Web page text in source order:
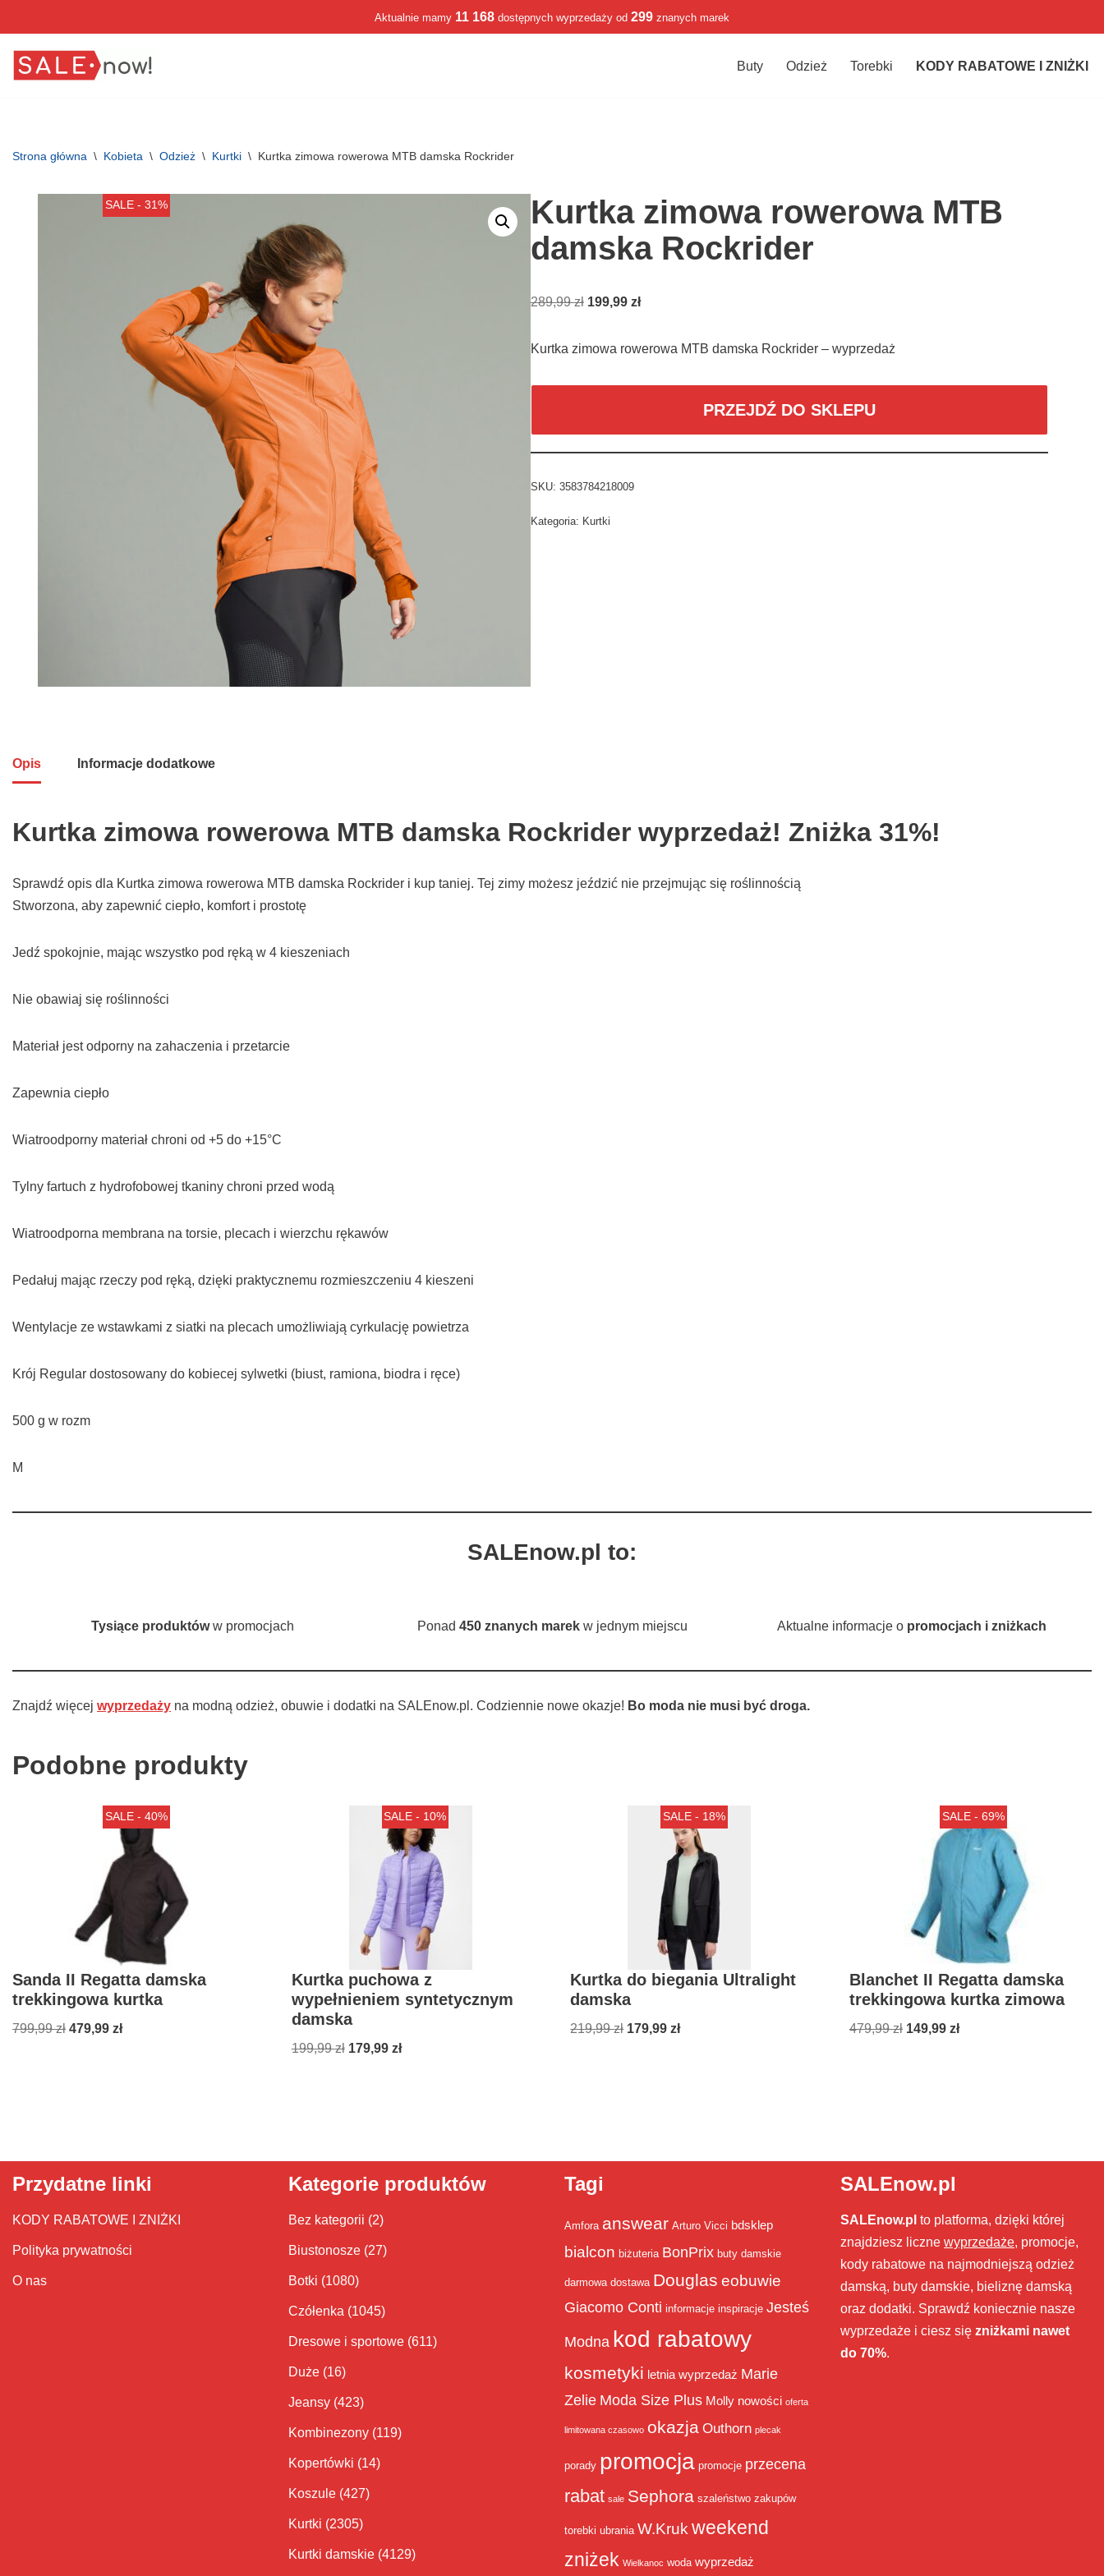
do
Aktualnie mamy 11 168 dostępnych wyprzedaży od 299 znanych marek
Buty Odzież Torebki KODY RABATOWE I ZNIŻKI
Strona główna \ Kobieta \ Odzież \ Kurtki \ Kurtka zimowa rowerowa MTB damska Rockrider
SALE - 31%
Kurtka zimowa rowerowa MTB
damska Rockrider
289,99zł 199,99 zł
Kurtka zimowa rowerowa MTB damska Rockrider – wyprzedaż
PRZEJDŹ DO SKLEPU
SKU: 3583784218009
Kategoria: Kurtki
Opis Informacje dodatkowe
Kurtka zimowa rowerowa MTB damska Rockrider wyprzedaż! Zniżka 31%!
Sprawdź opis dla Kurtka zimowa rowerowa MTB damska Rockrider i kup taniej. Tej zimy możesz jeździć nie przejmując się roślinnością
Stworzona, aby zapewnić ciepło, komfort i prostotę
Jedź spokojnie, mając wszystko pod ręką w 4 kieszeniach
Nie obawiaj się roślinności
Materiał jest odporny na zahaczenia i przetarcie
Zapewnia ciepło
Wiatroodporny materiał chroni od +5 do +15°C
Tylny fartuch z hydrofobowej tkaniny chroni przed wodą
Wiatroodporna membrana na torsie, plecach i wierzchu rękawów
Pedałuj mając rzeczy pod ręką, dzięki praktycznemu rozmieszczeniu 4 kieszeni
Wentylacje ze wstawkami z siatki na plecach umożliwiają cyrkulację powietrza
Krój Regular dostosowany do kobiecej sylwetki (biust, ramiona, biodra i ręce)
500 g w rozm
M
SALEnow.pl to:
Tysiące produktóww promocjach Ponad 450 znanych marekw jednym miejscu Aktualne informacje o promocjach i zniżkach
Znajdź więcej wyprzedaży na modną odzież, obuwie i dodatki na SALEnow.pl. Codziennie nowe okazje! Bo moda nie musi być droga.
Podobne produkty
SALE - 40%
Sanda II Regatta damska
trekkingowa kurtka
799,99zł 479,99 zł
SALE - 10%
Kurtka puchowa z
wypełnieniem syntetycznym
damska
199,99zł 179,99 zł
SALE - 18%
Kurtka do biegania Ultralight
damska
219,99zł 179,99zł
SALE - 69%
Blanchet II Regatta damska
trekkingowa kurtka zimowa
479,99zł 149,99 zł
Przydatne linki
KODY RABATOWE I ZNIŻKI
Polityka prywatności
O nas
Kategorie produktów
Bez kategorii (2)
Biustonosze (27)
Botki (1080)
Czółenka (1045)
Dresowe i sportowe (611)
Duże (16)
Jeansy (423)
Kombinezony (119)
Kopertówki (14)
Koszule (427)
Kurtki (2305)
Kurtki damskie (4129)
Tagi
Amfora answear Arturo Vicci bdsklep
bialcon biżuteria BonPrix buty damskie
darmowa dostawa Douglas eobuwie
Giacomo Conti informacje inspiracje Jesteś
Modna kod rabatowy
kosmetyki letnia wyprzedaż Marie
Zelie Moda Size Plus Molly nowości oferta
limitowana czasowo okazja Outhorn plecak
porady promocja promocje przecena
rabat sale Sephora szaleństwo zakupów
torebki ubrania W.Kruk weekend
zniżek Wielkanoc woda wyprzedaż
SALEnow.pl
SALEnow.pl to platforma, dzięki której
znajdziesz liczne wyprzedaże, promocje,
kody rabatowe na najmodniejszą odzież
damską, buty damskie, bieliznę damską
oraz dodatki. Sprawdź koniecznie nasze
wyprzedaże i ciesz się zniżkami nawet
do 70%.